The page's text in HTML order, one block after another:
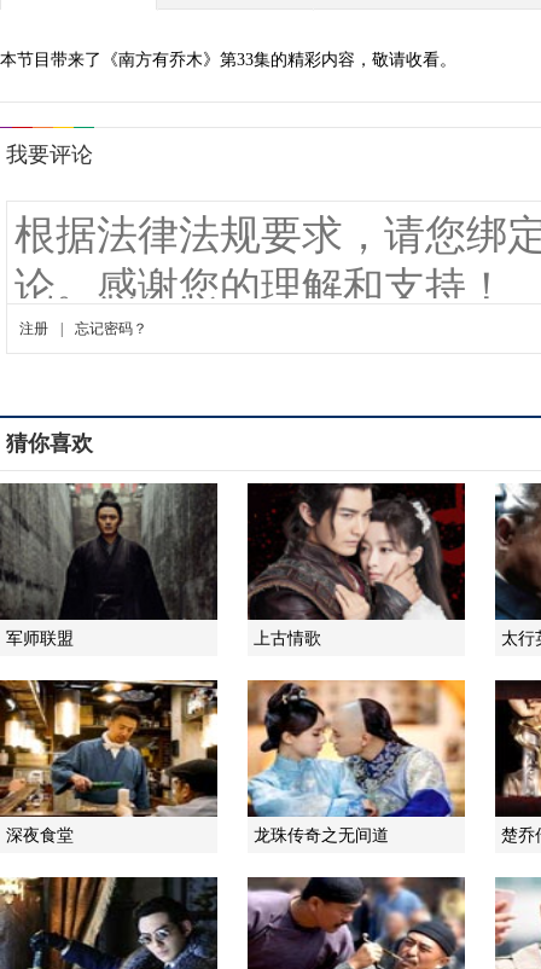
本节目带来了《南方有乔木》第33集的精彩内容，敬请收看。
猜你喜欢
军师联盟 上古情歌 太行
深夜食堂 龙珠传奇之无间道 楚乔